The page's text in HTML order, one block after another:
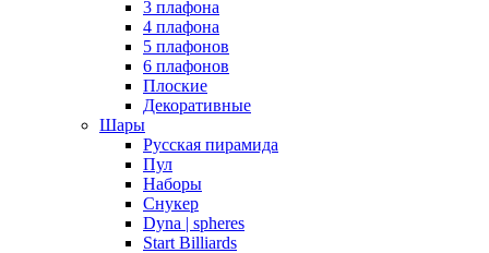
3 плафона
4 плафона
5 плафонов
6 плафонов
Плоские
Декоративные
Шары
Русская пирамида
Пул
Наборы
Снукер
Dyna | spheres
Start Billiards